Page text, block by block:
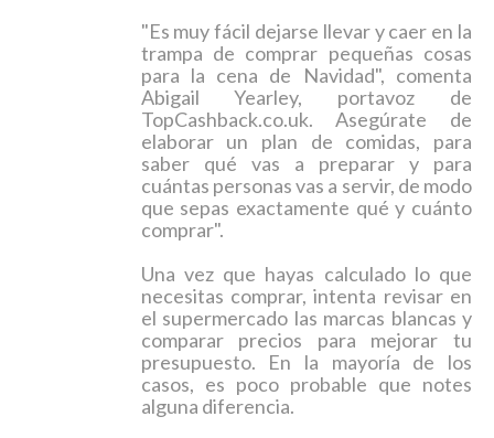
"Es muy fácil dejarse llevar y caer en la
trampa de comprar pequeñas cosas
para la cena de Navidad", comenta
Abigail Yearley, portavoz de
TopCashback.co.uk. Asegúrate de
elaborar un plan de comidas, para
saber qué vas a preparar y para
cuántas personas vas a servir, de modo
que sepas exactamente qué y cuánto
comprar".
Una vez que hayas calculado lo que
necesitas comprar, intenta revisar en
el supermercado las marcas blancas y
comparar precios para mejorar tu
presupuesto. En la mayoría de los
casos, es poco probable que notes
alguna diferencia.